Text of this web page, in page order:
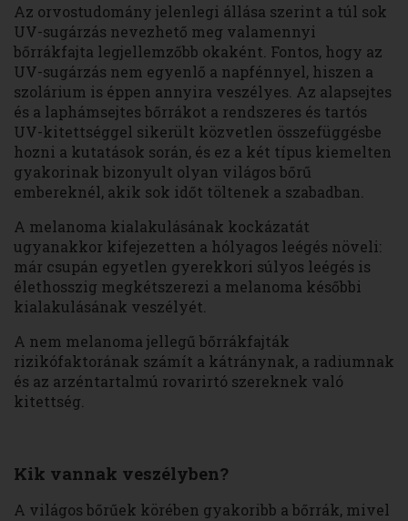
Az orvostudomány jelenlegi állása szerint a túl sok
UV-sugárzás nevezhető meg valamennyi
bőrrákfajta legjellemzőbb okaként. Fontos, hogy az
UV-sugárzás nem egyenlő a napfénnyel, hiszen a
szolárium is éppen annyira veszélyes. Az alapsejtes
és a laphámsejtes bőrrákot a rendszeres és tartós
UV-kitettséggel sikerült közvetlen összefüggésbe
hozni a kutatások során, és ez a két típus kiemelten
gyakorinak bizonyult olyan világos bőrű
embereknél, akik sok időt töltenek a szabadban.
A melanoma kialakulásának kockázatát
ugyanakkor kifejezetten a hólyagos leégés növeli:
már csupán egyetlen gyerekkori súlyos leégés is
élethosszig megkétszerezi a melanoma későbbi
kialakulásának veszélyét.
A nem melanoma jellegű bőrrákfajták
rizikófaktorának számít a kátránynak, a radiumnak
és az arzéntartalmú rovarirtó szereknek való
kitettség.
Kik vannak veszélyben?
A világos bőrűek körében gyakoribb a bőrrák, mivel